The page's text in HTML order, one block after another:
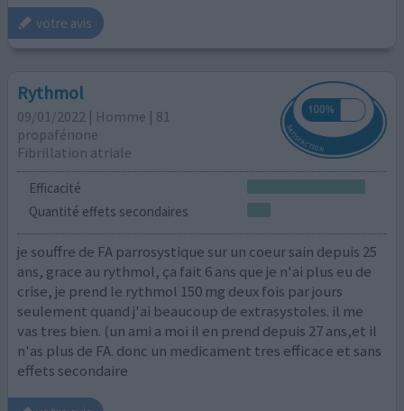
votre avis
Rythmol
09/01/2022 | Homme | 81
propafénone
Fibrillation atriale
Efficacité
Quantité effets secondaires
je souffre de FA parrosystique sur un coeur sain depuis 25
ans, grace au rythmol, ça fait 6 ans que je n'ai plus eu de
crise, je prend le rythmol 150 mg deux fois par jours
seulement quand j'ai beaucoup de extrasystoles. il me
vas tres bien. (un ami a moi il en prend depuis 27 ans,et il
n'as plus de FA. donc un medicament tres efficace et sans
effets secondaire